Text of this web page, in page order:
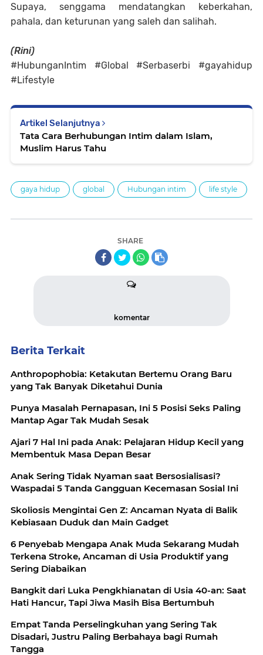
Supaya, senggama mendatangkan keberkahan,
pahala, dan keturunan yang saleh dan salihah.
(Rini)
#HubunganIntim #Global #Serbaserbi #gayahidup
#Lifestyle
Artikel Selanjutnya
Tata Cara Berhubungan Intim dalam Islam,
Muslim Harus Tahu
gaya hidup global Hubungan intim life style
SHARE
komentar
Berita Terkait
Anthropophobia: Ketakutan Bertemu Orang Baru
yang Tak Banyak Diketahui Dunia
Punya Masalah Pernapasan, Ini 5 Posisi Seks Paling
Mantap Agar Tak Mudah Sesak
Ajari 7 Hal Ini pada Anak: Pelajaran Hidup Kecil yang
Membentuk Masa Depan Besar
Anak Sering Tidak Nyaman saat Bersosialisasi?
Waspadai 5 Tanda Gangguan Kecemasan Sosial Ini
Skoliosis Mengintai Gen Z: Ancaman Nyata di Balik
Kebiasaan Duduk dan Main Gadget
6 Penyebab Mengapa Anak Muda Sekarang Mudah
Terkena Stroke, Ancaman di Usia Produktif yang
Sering Diabaikan
Bangkit dari Luka Pengkhianatan di Usia 40-an: Saat
Hati Hancur, Tapi Jiwa Masih Bisa Bertumbuh
Empat Tanda Perselingkuhan yang Sering Tak
Disadari, Justru Paling Berbahaya bagi Rumah
Tangga